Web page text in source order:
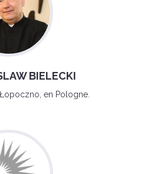
BIELECKI
en Pologne.